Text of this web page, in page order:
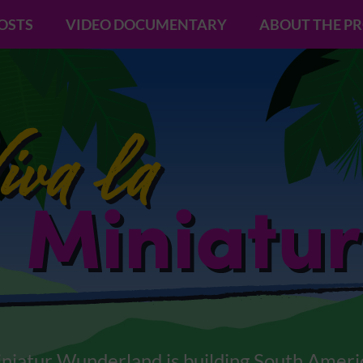
VIDEO DOCUMENTARY ABOUT THE